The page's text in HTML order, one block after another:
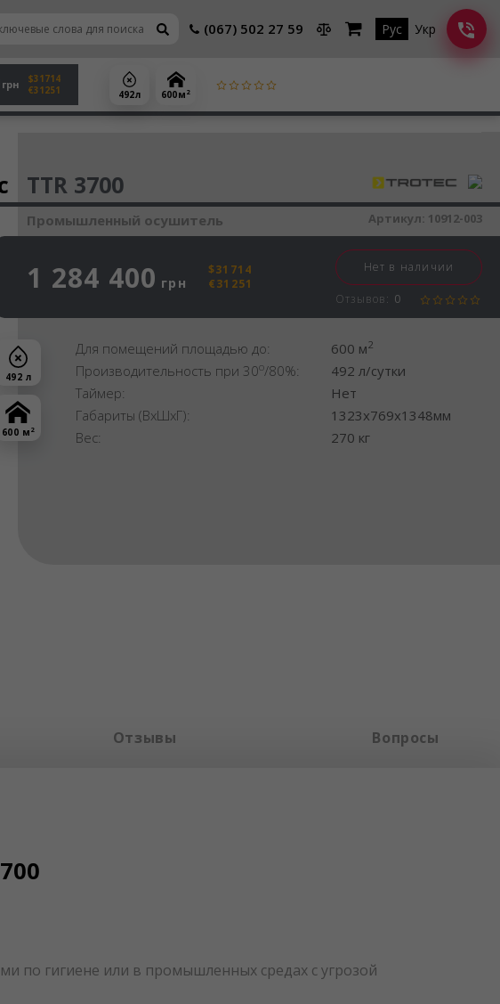
(067) 502 27 59 Рус Укр
грн
$31714
€31251
492 л 600 м 2
492 л
600 м 2
Осушитель воздуха
TTR 3700
Промышленный осушитель
1 284 400 грн
$31714
€31251
Нет в наличии
Отзывов: 0
Артикул: 10912-003
Для помещений площадью до: 600 м2
Производительность при 30o/80%:
492 л/сутки
Таймер:
Нет
Габариты (ВхШхГ):
1323x769x1348мм
Вес:
270 кг
Отзывы Вопросы
по гигиене или в промышленных средах с угрозой